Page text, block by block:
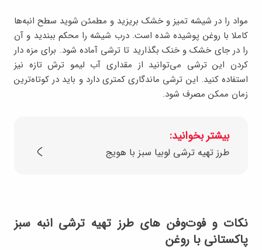
مواد را در شیشه تمیز و خشک بریزید و مطمئن شوید سطح انبه‌ها
کاملا با روغن پوشیده شده است. درب شیشه را محکم ببندید و آن
را در جای خشک و خنک بگذارید تا ترشی آماده شود. برای مزه دار
کردن این ترشی می‌توانید از مقداری آب لیمو ترش تازه نیز
استفاده کنید. این ترشی ماندگاری کمتری دارد و باید در کوتاه‌ترین
زمان ممکن مصرف شود.
بیشتر بخوانید:
طرز تهیه ترشی لوبیا سبز با هویج
نکات و فوت‌وفن های طرز تهیه ترشی انبه سبز
پاکستانی با روغن